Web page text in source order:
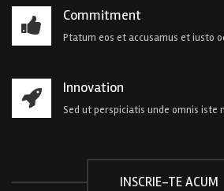
Commitment
Ptatum eos et accusamus et iusto
Innovation
Sed ut perspiciatis unde omnis
INSCRIE-TE ACUM